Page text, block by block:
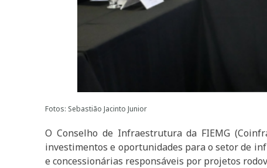
Fotos: Sebastião Jacinto Junior
O Conselho de Infraestrutura da FIEMG
investimentos e oportunidades para o setor de
e concessionárias responsáveis por projetos